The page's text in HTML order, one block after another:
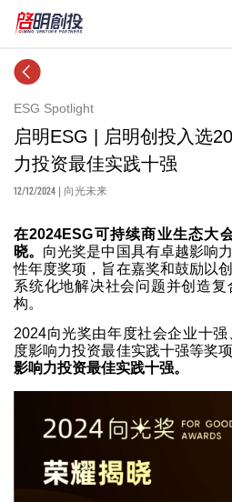
ESG Spotlight
启明ESG | 启明创投入选
力投资最佳实践十强
12/12/2024 | 向光未来
在2024ESG可持续商业生态大
晓。 向光奖是中国具有卓越影响
性年度奖项，旨在嘉奖和鼓励以
系统化地解决社会问题并创造
构。
2024向光奖由年度社会企业十
度影响力投资最佳实践十强等奖项
影响力投资最佳实践十强。